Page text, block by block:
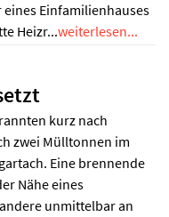
Einfamilienhauses
Heizr...weiterlesen...
kurz nach
zwei Mülltonnen im
Eine brennende
Nähe eines
unmittelbar an